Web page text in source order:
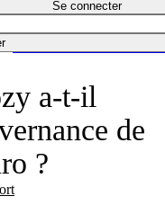
Se connecter
a-t-il
de
?